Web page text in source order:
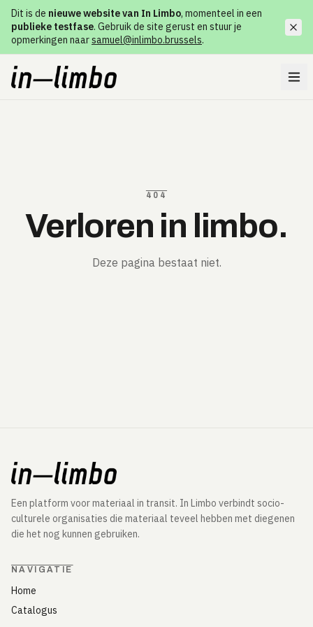
Dit is de nieuwe website van In Limbo, momenteel in een
publieke testfase. Gebruik de site gerust en stuur je
opmerkingen naarsamuel@inlimbo.brussels.
404
Verloren in limbo.
Deze pagina bestaat niet.
Een platform voor materiaal in transit. In Limbo verbindt socio-
culturele organisaties die materiaal teveel hebben met diegenen
die het nog kunnen gebruiken.
NAVIGATIE
Home
Catalogus